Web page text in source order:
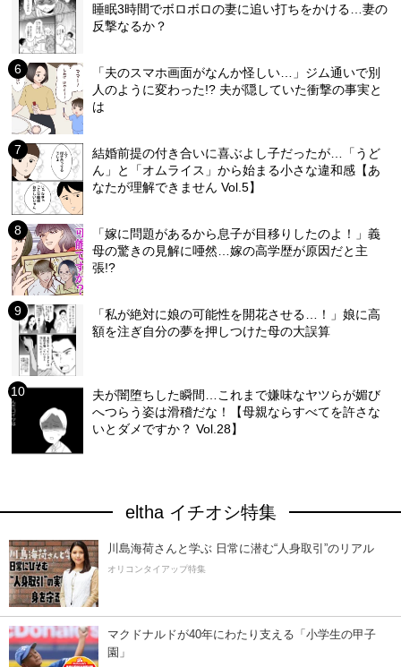
睡眠3時間でボロボロの妻に追い打ちをかける…妻の
反撃なるか？
「夫のスマホ画面がなんか怪しい…」ジム通いで別
人のように変わった!? 夫が隠していた衝撃の事実と
は
結婚前提の付き合いに喜ぶよし子だったが…「うど
ん」と「オムライス」から始まる小さな違和感【あ
なたが理解できません Vol.5】
「嫁に問題があるから息子が目移りしたのよ！」義
母の驚きの見解に唖然…嫁の高学歴が原因だと主
張!?
「私が絶対に娘の可能性を開花させる…！」娘に高
額を注ぎ自分の夢を押しつけた母の大誤算
夫が闇堕ちした瞬間…これまで嫌味なヤツらが媚び
へつらう姿は滑稽だな！【母親ならすべてを許さな
いとダメですか？ Vol.28】
eltha イチオシ特集
川島海荷さんと学ぶ 日常に潜む“人身取引”のリアル
オリコンタイアップ特集
マクドナルドが40年にわたり支える「小学生の甲子
園」